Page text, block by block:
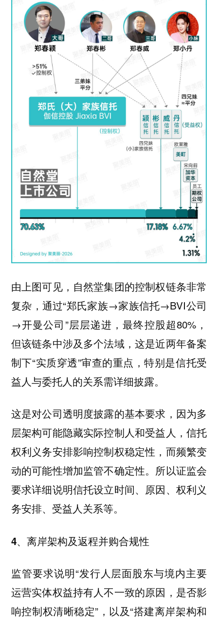
由上图可见，自然堂集团的控制权链条非常
复杂，通过“郑氏家族→家族信托→BVI公司
→开曼公司”层层递进，最终控股超80%，
但该链条中涉及多个法域，这是近两年备案
制下“实质穿透”审查的重点，特别是信托受
益人与委托人的关系需详细披露。
这是对公司透明度披露的基本要求，因为多
层架构可能隐藏实际控制人和受益人，信托
权利义务安排影响控制权稳定性，而频繁变
动的可能性增加监管不确定性。所以证监会
要求详细说明信托设立时间、原因、权利义
务安排、受益人关系等。
4、离岸架构及返程并购合规性
监管要求说明“发行人层面股东与境内主要
运营实体权益持有人不一致的原因，是否影
响控制权清晰稳定”，以及“搭建离岸架构和